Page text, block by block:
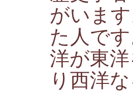
がいま
た人で
洋が東
り西洋